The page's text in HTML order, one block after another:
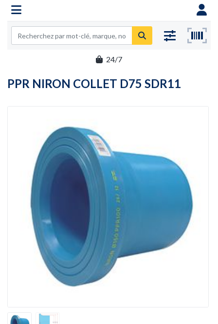
24/7
PPR NIRON COLLET D75 SDR11